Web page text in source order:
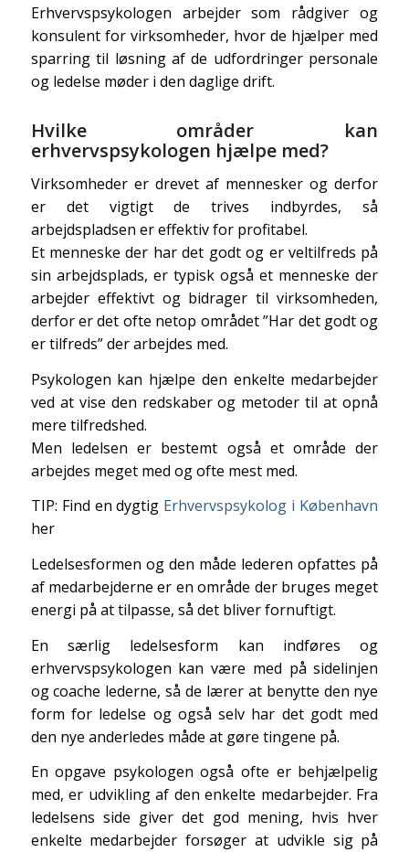
Erhvervspsykologen arbejder som rådgiver og
konsulent for virksomheder, hvor de hjælper med
sparring til løsning af de udfordringer personale
og ledelse møder i den daglige drift.
Hvilke områder kan
erhvervspsykologen hjælpe med?
Virksomheder er drevet af mennesker og derfor
er det vigtigt de trives indbyrdes, så
arbejdspladsen er effektiv for profitabel.
Et menneske der har det godt og er veltilfreds på
sin arbejdsplads, er typisk også et menneske der
arbejder effektivt og bidrager til virksomheden,
derfor er det ofte netop området ”Har det godt og
er tilfreds” der arbejdes med.
Psykologen kan hjælpe den enkelte medarbejder
ved at vise den redskaber og metoder til at opnå
mere tilfredshed.
Men ledelsen er bestemt også et område der
arbejdes meget med og ofte mest med.
TIP: Find en dygtig Erhvervspsykolog i København
her
Ledelsesformen og den måde lederen opfattes på
af medarbejderne er en område der bruges meget
energi på at tilpasse, så det bliver fornuftigt.
En særlig ledelsesform kan indføres og
erhvervspsykologen kan være med på sidelinjen
og coache lederne, så de lærer at benytte den nye
form for ledelse og også selv har det godt med
den nye anderledes måde at gøre tingene på.
En opgave psykologen også ofte er behjælpelig
med, er udvikling af den enkelte medarbejder. Fra
ledelsens side giver det god mening, hvis hver
enkelte medarbejder forsøger at udvikle sig på